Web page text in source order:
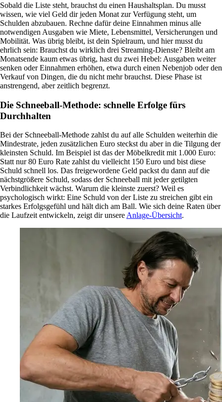
Sobald die Liste steht, brauchst du einen Haushaltsplan. Du musst
wissen, wie viel Geld dir jeden Monat zur Verfügung steht, um
Schulden abzubauen. Rechne dafür deine Einnahmen minus alle
notwendigen Ausgaben wie Miete, Lebensmittel, Versicherungen und
Mobilität. Was übrig bleibt, ist dein Spielraum, und hier musst du
ehrlich sein: Brauchst du wirklich drei Streaming-Dienste? Bleibt am
Monatsende kaum etwas übrig, hast du zwei Hebel: Ausgaben weiter
senken oder Einnahmen erhöhen, etwa durch einen Nebenjob oder den
Verkauf von Dingen, die du nicht mehr brauchst. Diese Phase ist
anstrengend, aber zeitlich begrenzt.
Die Schneeball-Methode: schnelle Erfolge fürs
Durchhalten
Bei der Schneeball-Methode zahlst du auf alle Schulden weiterhin die
Mindestrate, jeden zusätzlichen Euro steckst du aber in die Tilgung der
kleinsten Schuld. Im Beispiel ist das der Möbelkredit mit 1.000 Euro:
Statt nur 80 Euro Rate zahlst du vielleicht 150 Euro und bist diese
Schuld schnell los. Das freigewordene Geld packst du dann auf die
nächstgrößere Schuld, sodass der Schneeball mit jeder getilgten
Verbindlichkeit wächst. Warum die kleinste zuerst? Weil es
psychologisch wirkt: Eine Schuld von der Liste zu streichen gibt ein
starkes Erfolgsgefühl und hält dich am Ball. Wie sich deine Raten über
die Laufzeit entwickeln, zeigt dir unsere Anlage-Übersicht.